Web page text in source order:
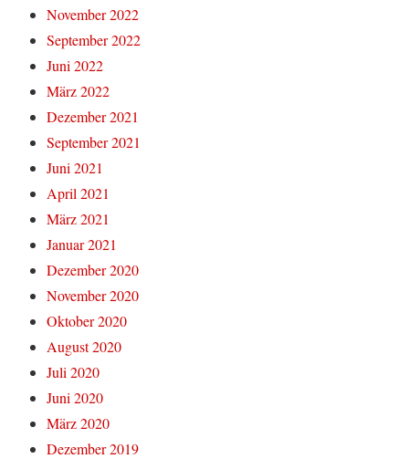
November 2022
September 2022
Juni 2022
März 2022
Dezember 2021
September 2021
Juni 2021
April 2021
März 2021
Januar 2021
Dezember 2020
November 2020
Oktober 2020
August 2020
Juli 2020
Juni 2020
März 2020
Dezember 2019